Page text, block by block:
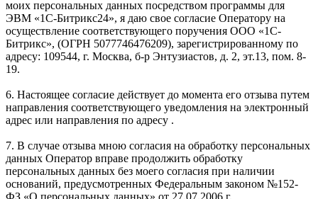
моих персональных данных посредством программы для
ЭВМ «1С-Битрикс24», я даю свое согласие Оператору на
осуществление соответствующего поручения ООО «1С-
Битрикс», (ОГРН 5077746476209), зарегистрированному по
адресу: 109544, г. Москва, б-р Энтузиастов, д. 2, эт.13, пом. 8-
19.
6. Настоящее согласие действует до момента его отзыва путем
направления соответствующего уведомления на электронный
адрес или направления по адресу .
7. В случае отзыва мною согласия на обработку персональных
данных Оператор вправе продолжить обработку
персональных данных без моего согласия при наличии
оснований, предусмотренных Федеральным законом №152-
ФЗ «О персональных данных» от 27.07.2006 г.